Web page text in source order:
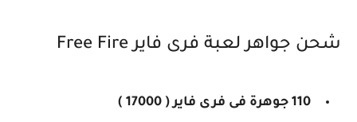
شحن جواهر لعبة فرى فاير Free Fire
110 جوهرة فى فرى فاير ( 17000 )